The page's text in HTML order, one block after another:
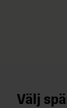
Välj